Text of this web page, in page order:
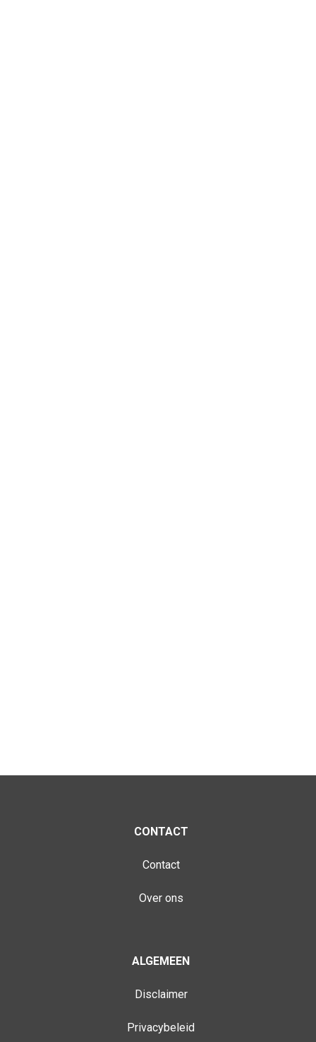
CONTACT
Contact
Over ons
ALGEMEEN
Disclaimer
Privacybeleid